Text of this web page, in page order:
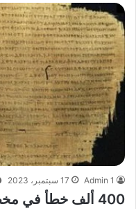
Admin 1 17 سبتمبر، 2023